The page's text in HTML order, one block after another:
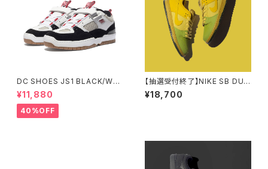
DC SHOES JS1 BLACK/WHI
TE/RED
¥11,880
40%OFF
【抽選受付終了】NIKE SB DUN
K LOW PRO WC SAFFRON
QUARTZ ナイキエスビー ダン
¥18,700